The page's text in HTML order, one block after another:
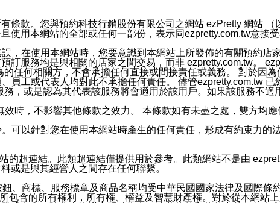
傳送或宣傳本網站各項服務之資料或電子郵件供您參考。您能
本公司/本服務好友，您仍可接收到通知型訊息。
，以廣告或其他目的的訊息皆不會被傳送。滿足以下三個條
碼比對相符。
。
方帳號或認證官方帳號的通知型訊息。
條款。您與預約科技行銷股份有限公司之網站 ezPretty 網站
使用本網站的全部或任何一部份，表示同ezpretty.com.tw意接受
，在使用本網站時，您要意識到本網站上所發佈的有關預約店
訂服務均是與相關的店家之間交易，而非 ezpretty.com.tw。
任何相關方，不會承擔任何直接或間接責任或義務。 對於因
員工或代表人均對此不承擔任何責任。 儘管ezpretty.com.tw
，或是認為其代表該服務將會適用於該用戶。如果該服務不適
時，不影響其他條款之效力。 本條款如有未盡之處，雙方均
可以針對您在使用本網站時產生的任何責任，形成有約束力
的超連結。此類超連結僅提供用於參考。此類網站不是由
或是與其經營人之間存在任何聯繫。
、商標、服務標章及商品名稱均受中華民國國家法律及國際條
包含的所有權利，所有權、權益及智慧財產權。對於從本網站